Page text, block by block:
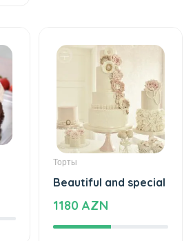
Beautiful and special
1180 AZN